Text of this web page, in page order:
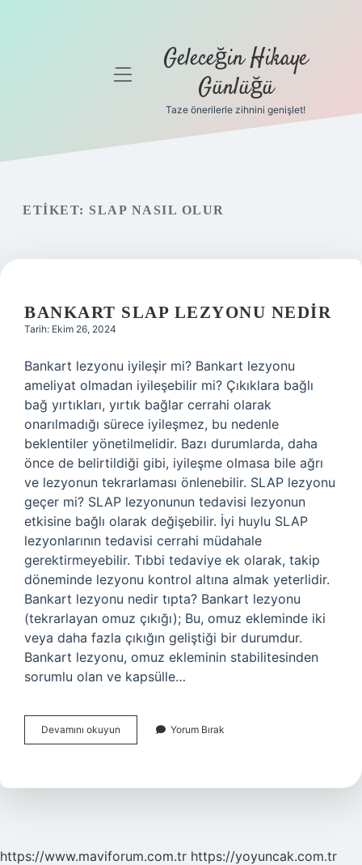
Gizlilik
Yasal Uyarı
Hakkımızda
menüyü Geleceğin Hikaye
Günlüğü
Taze önerilerle zihnini genişlet!
ETIKET: SLAP NASIL OLUR
BANKART SLAP LEZYONU NEDIR
Tarih: Ekim 26, 2024
Bankart lezyonu iyileşir mi? Bankart lezyonu
ameliyat olmadan iyileşebilir mi? Çıkıklara bağlı
bağ yırtıkları, yırtık bağlar cerrahi olarak
onarılmadığı sürece iyileşmez, bu nedenle
beklentiler yönetilmelidir. Bazı durumlarda, daha
önce de belirtildiği gibi, iyileşme olmasa bile ağrı
ve lezyonun tekrarlaması önlenebilir. SLAP lezyonu
geçer mi? SLAP lezyonunun tedavisi lezyonun
etkisine bağlı olarak değişebilir. İyi huylu SLAP
lezyonlarının tedavisi cerrahi müdahale
gerektirmeyebilir. Tıbbi tedaviye ek olarak, takip
döneminde lezyonu kontrol altına almak yeterlidir.
Bankart lezyonu nedir tıpta? Bankart lezyonu
(tekrarlayan omuz çıkığı); Bu, omuz ekleminde iki
veya daha fazla çıkığın geliştiği bir durumdur.
Bankart lezyonu, omuz ekleminin stabilitesinden
sorumlu olan ve kapsülle…
Devamını okuyun
Slap
Yorum Bırak
https://www.maviforum.com.tr https://yoyuncak.com.tr